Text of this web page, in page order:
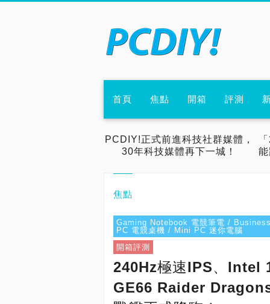
首頁 焦點 開箱 評測
PCDIY!正式前進科技社群媒體，
30年科技媒體再下一城！
焦點
Gaming Notebook 電競筆電 /
PC 電競桌機 / Mini PC 迷你電腦
開箱評測
240Hz極速IPS、Intel
GE66 Raider